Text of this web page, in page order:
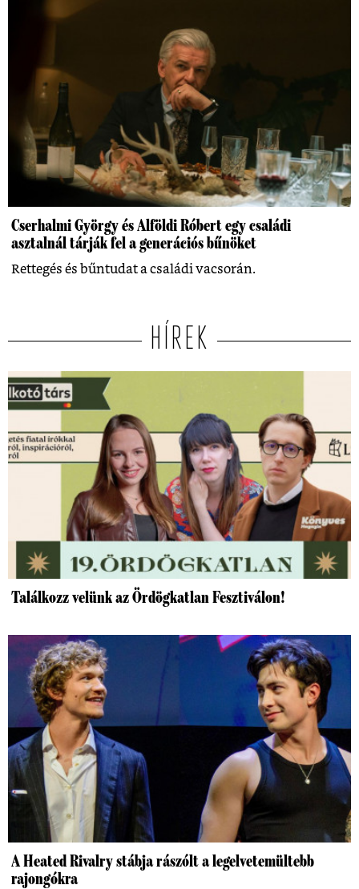
Cserhalmi György és Alföldi Róbert egy családi
asztalnál tárják fel a generációs bűnöket
Rettegés és bűntudat a családi vacsorán.
HÍREK
Találkozz velünk az Ördögkatlan Fesztiválon!
A Heated Rivalry stábja rászólt a legelvetemültebb
rajongókra